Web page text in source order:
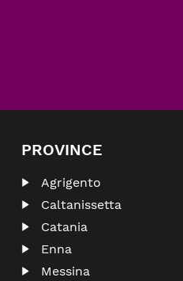
PROVINCE
Agrigento
Caltanissetta
Catania
Enna
Messina